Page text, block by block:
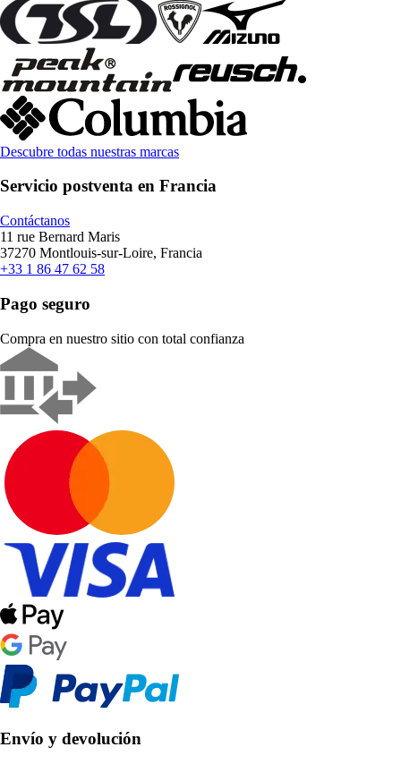
Descubre todas nuestras marcas
Servicio postventa en Francia
Contáctanos
11 rue Bernard Maris
37270 Montlouis-sur-Loire, Francia
+33 1 86 47 62 58
Pago seguro
Compra en nuestro sitio con total confianza
Envío y devolución